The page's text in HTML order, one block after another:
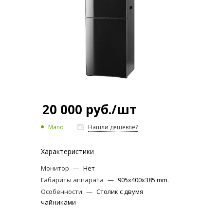
20 000 руб./шт
Мало Нашли дешевле?
Характеристики
Монитор — Нет
Габариты аппарата — 905x400x385 mm.
Особенности — Столик с двумя
чайниками